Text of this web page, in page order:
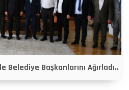
Belediye Başkanlarını Ağırladı..